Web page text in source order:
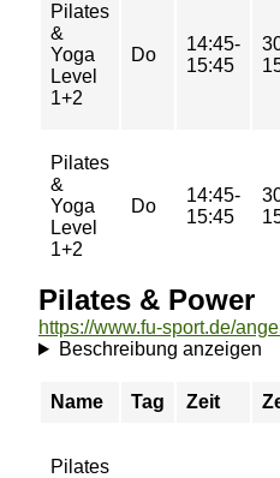
Pilates
&
Yoga
Level
1+2
Do
14:45-
15:45
Pilates
&
Yoga
Level
1+2
Do
14:45-
15:45
Pilates & Power
Beschreibung anzeigen
Name Tag Zeit
Pilates